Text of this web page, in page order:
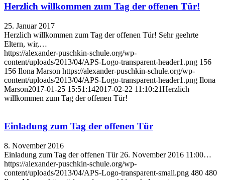
Herzlich willkommen zum Tag der offenen Tür!
25. Januar 2017
Herzlich willkommen zum Tag der offenen Tür! Sehr geehrte
Eltern, wir,…
https://alexander-puschkin-schule.org/wp-
content/uploads/2013/04/APS-Logo-transparent-header1.png 156
156 Ilona Marson https://alexander-puschkin-schule.org/wp-
content/uploads/2013/04/APS-Logo-transparent-header1.png Ilona
Marson2017-01-25 15:51:142017-02-22 11:10:21Herzlich
willkommen zum Tag der offenen Tür!
Einladung zum Tag der offenen Tür
8. November 2016
Einladung zum Tag der offenen Tür 26. November 2016 11:00…
https://alexander-puschkin-schule.org/wp-
content/uploads/2013/04/APS-Logo-transparent-small.png 480 480